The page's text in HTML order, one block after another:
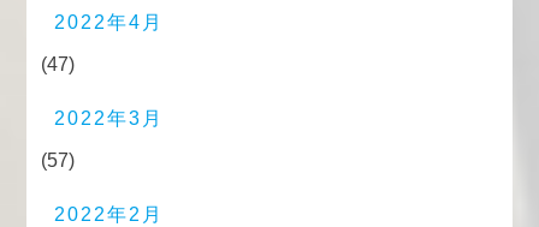
2022年4月
(47)
2022年3月
(57)
2022年2月